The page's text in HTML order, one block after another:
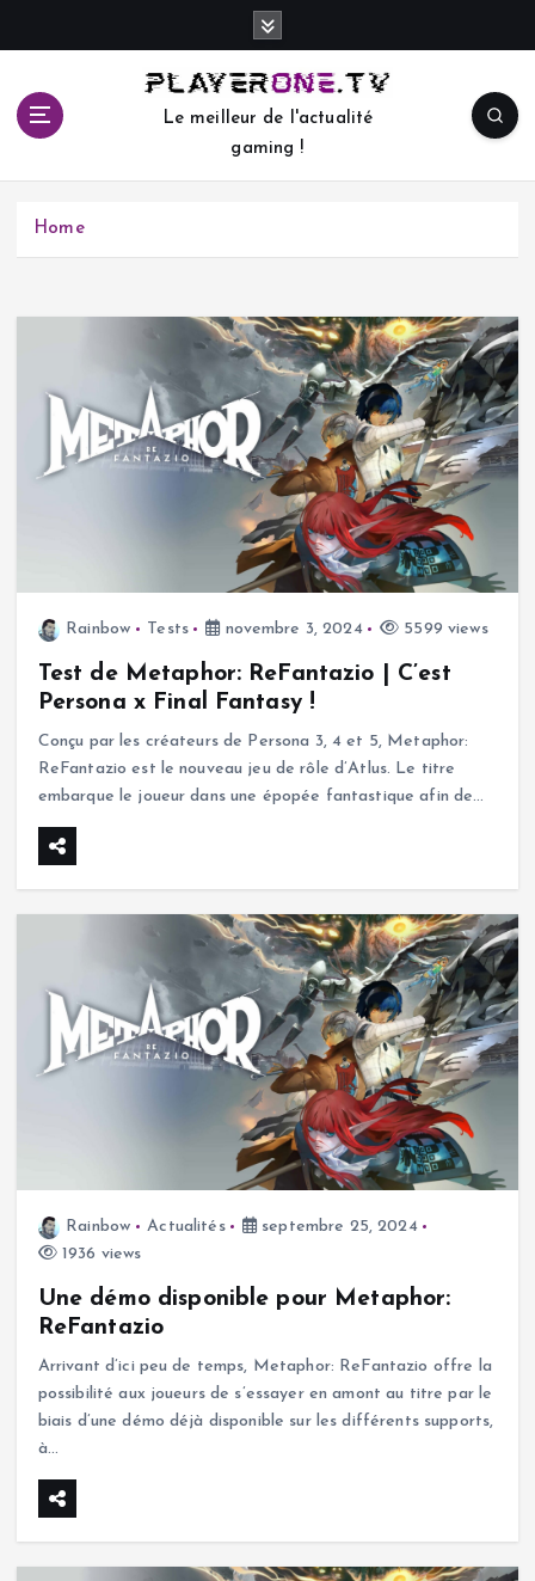
c
Le meilleur de l'actualité
gaming !
Home
Rainbow Tests novembre 3, 2024 5599 views
Test de Metaphor: ReFantazio | C’est
Persona x Final Fantasy !
Conçu par les créateurs de Persona 3, 4 et 5, Metaphor:
ReFantazio est le nouveau jeu de rôle d’Atlus. Le titre
embarque le joueur dans une épopée fantastique afin de…
Rainbow Actualités
septembre 25, 2024
1936 views
Une démo disponible pour Metaphor:
ReFantazio
Arrivant d’ici peu de temps, Metaphor: ReFantazio offre la
possibilité aux joueurs de s’essayer en amont au titre par le
biais d’une démo déjà disponible sur les différents supports,
à…